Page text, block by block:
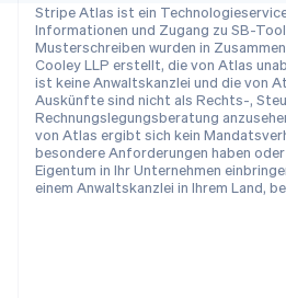
Stripe Atlas ist ein
Informationen und Zugang zu SB-
Musterschreiben wurden in
Cooley LLP erstellt, die von Atlas
ist keine Anwaltskanzlei und die von
Auskünfte sind nicht als Rechts-,
Rechnungslegungsberatung
von Atlas ergibt sich kein
besondere Anforderungen haben
Eigentum in Ihr Unternehmen
einem Anwaltskanzlei in Ihrem Land,
English简体中文
Spanien
EspañolEnglish
Thailand
ไทยEnglish
Tschechische Republik
English
Ungarn
English